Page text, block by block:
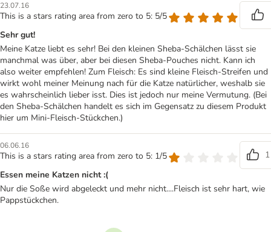
23.07.16
This is a stars rating area from zero to 5: 5/5
Sehr gut!
Meine Katze liebt es sehr! Bei den kleinen Sheba-Schälchen lässt sie
manchmal was über, aber bei diesen Sheba-Pouches nicht. Kann ich
also weiter empfehlen! Zum Fleisch: Es sind kleine Fleisch-Streifen und
wirkt wohl meiner Meinung nach für die Katze natürlicher, weshalb sie
es wahrscheinlich lieber isst. Dies ist jedoch nur meine Vermutung. (Bei
den Sheba-Schälchen handelt es sich im Gegensatz zu diesem Produkt
hier um Mini-Fleisch-Stückchen.)
06.06.16
This is a stars rating area from zero to 5: 1/5
1
Essen meine Katzen nicht :(
Nur die Soße wird abgeleckt und mehr nicht....Fleisch ist sehr hart, wie
Pappstückchen.